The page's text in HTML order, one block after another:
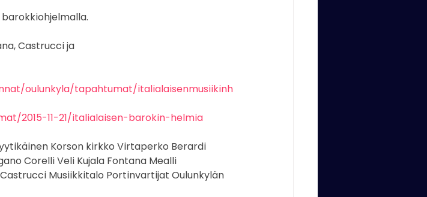
Castrucci ja
oulunkyla/tapahtumat/italialaisenmusiikinh
2015-11-21/italialaisen-barokin-helmia
Korson kirkko Virtaperko Berardi
Corelli Veli Kujala Fontana Mealli
Musiikkitalo Portinvartijat Oulunkylän